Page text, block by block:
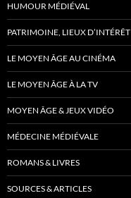
HUMOUR MÉDIÉVAL
PATRIMOINE, LIEUX D’INTÉRÊT
LE MOYEN ÂGE AU CINÉMA
LE MOYEN ÂGE À LA TV
MOYEN ÂGE & JEUX VIDÉO
MÉDECINE MÉDIÉVALE
ROMANS & LIVRES
SOURCES & ARTICLES